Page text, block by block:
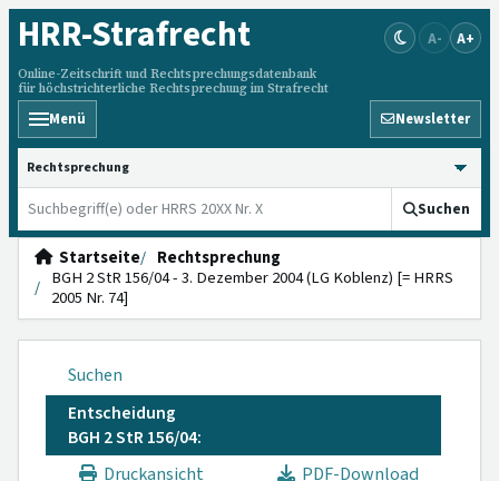
HRR-Strafrecht
Online-Zeitschrift und Rechtsprechungsdatenbank
für höchstrichterliche Rechtsprechung im Strafrecht
A- A+
Menü Newsletter
HRRS durchsuchen
Suchen
Startseite
Rechtsprechung
BGH 2 StR 156/04 - 3. Dezember 2004 (LG Koblenz) [= HRRS
2005 Nr. 74]
Suchen
Entscheidung
BGH 2 StR 156/04:
Druckansicht
PDF-Download